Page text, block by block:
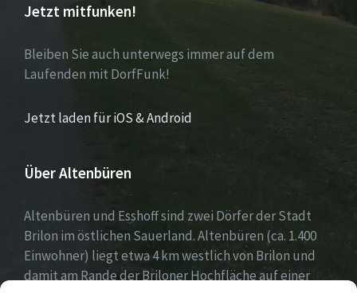
Jetzt mitfunken!
Bleiben Sie auch unterwegs immer auf dem
Laufenden mit DorfFunk!
Jetzt laden für iOS & Android
Über Altenbüren
Altenbüren und Esshoff sind zwei Dörfer der Stadt
Brilon im östlichen Sauerland. Altenbüren (ca. 1.400
Einwohner) liegt etwa 4 km westlich von Brilon und
damit am Rande der Briloner Hochfläche auf einer